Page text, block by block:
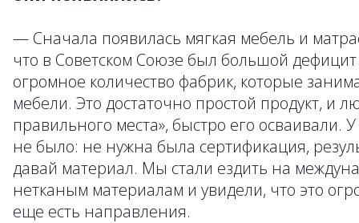
— Сначала появилась мягкая мебель и
что в Советском Союзе был большой
огромное количество фабрик, которые
мебели. Это достаточно простой продукт, и
правильного места», быстро его осваивали.
не было: не нужна была сертификация,
давай материал. Мы стали ездить на
нетканым материалам и увидели, что это
еще есть направления.